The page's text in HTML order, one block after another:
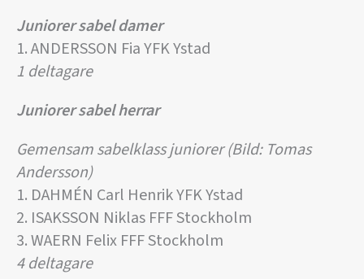
Juniorer sabel damer
1. ANDERSSON Fia YFK Ystad
1 deltagare
Juniorer sabel herrar
Gemensam sabelklass juniorer (Bild: Tomas
Andersson)
1. DAHMÉN Carl Henrik YFK Ystad
2. ISAKSSON Niklas FFF Stockholm
3. WAERN Felix FFF Stockholm
4 deltagare